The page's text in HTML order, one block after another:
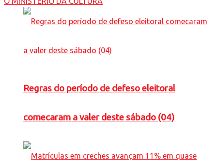
Regras do período de defeso eleitoral
comecaram a valer deste sábado (04)